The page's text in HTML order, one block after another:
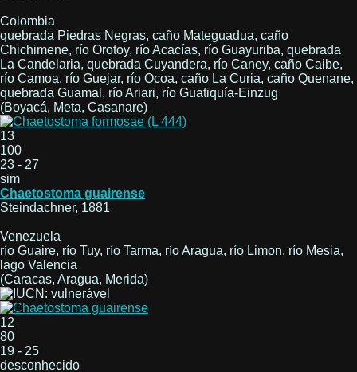
Colombia
quebrada Piedras Negras, caño Mateguadua, caño
Chichimene, río Orotoy, río Acacías, río Guayuriba, quebrada
La Candelaria, quebrada Cuyandera, río Caney, caño Caibe,
río Camoa, río Guejar, río Ocoa, caño La Curia, caño Quenane,
quebrada Guamal, río Ariari, río Guatiquía-Einzug
(Boyacá, Meta, Casanare)
13
100
23 - 27
sim
Chaetostoma guairense
Steindachner, 1881
Venezuela
río Guaire, río Tuy, río Tarma, río Aragua, río Limon, río Mesia,
lago Valencia
(Caracas, Aragua, Merida)
12
80
19 - 25
desconhecido